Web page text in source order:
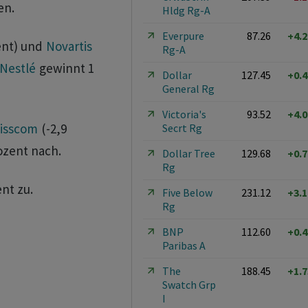
und Novartis
gewinnt 1
(-2,9
nach.
zu.
Hldg Rg-A
Everpure
Rg-A
87.26
Dollar
General Rg
127.45
Victoria's
Secrt Rg
93.52
Dollar Tree
Rg
129.68
Five Below
Rg
231.12
BNP
Paribas A
112.60
The
Swatch Grp
I
188.45